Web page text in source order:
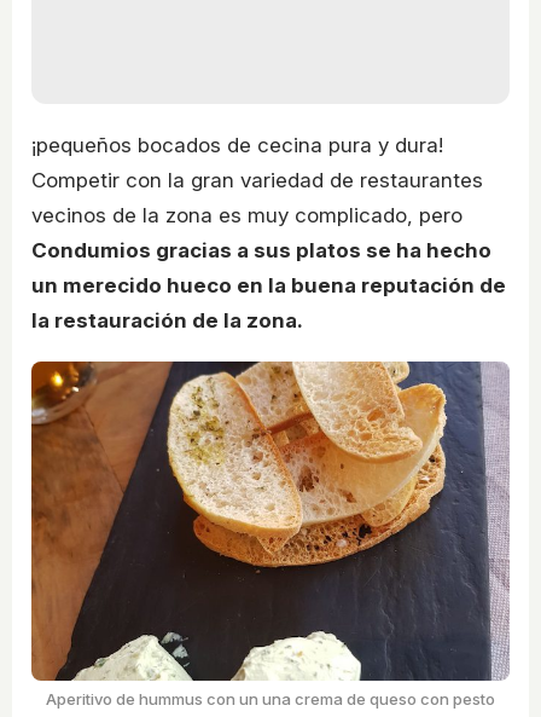
¡pequeños bocados de cecina pura y dura!
Competir con la gran variedad de restaurantes
vecinos de la zona es muy complicado, pero
Condumios gracias a sus platos se ha hecho
un merecido hueco en la buena reputación de
la restauración de la zona.
Aperitivo de hummus con un una crema de queso con pesto